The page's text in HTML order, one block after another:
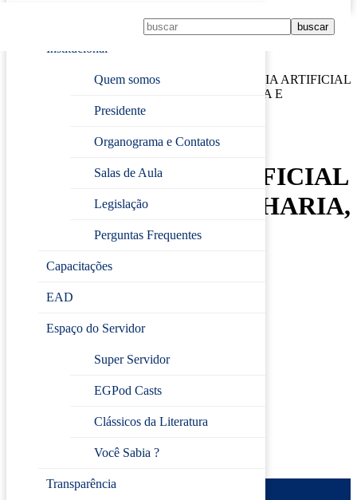
Institucional
Quem somos
Presidente
Organograma e Contatos
Salas de Aula
Legislação
Perguntas Frequentes
Capacitações
EAD
Espaço do Servidor
Super Servidor
EGPod Casts
Clássicos da Literatura
Você Sabia ?
Transparência
INTRODUÇÃO À INTELIGÊNCIA ARTIFICIAL
APLICADA À ENGENHARIA, ARQUITETURA E
INTRODUÇÃO À
INTELIGÊNCIA ARTIFICIAL
APLICADA À ENGENHARIA,
ARQUITETURA E
URBANISMO
DATA:20 de maio
HORÁRIO:10h às 12h
LOCAL DO CURSO: Escola de Gestão Pública